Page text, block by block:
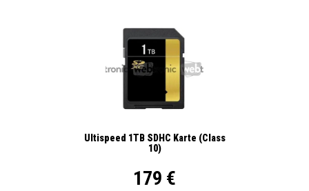
Ultispeed 1TB SDHC Karte (Class
10)
179 €